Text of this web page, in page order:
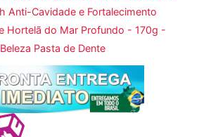
Anti-Cavidade e Fortalecimento
Hortelã do Mar Profundo - 170g -
Pasta de Dente